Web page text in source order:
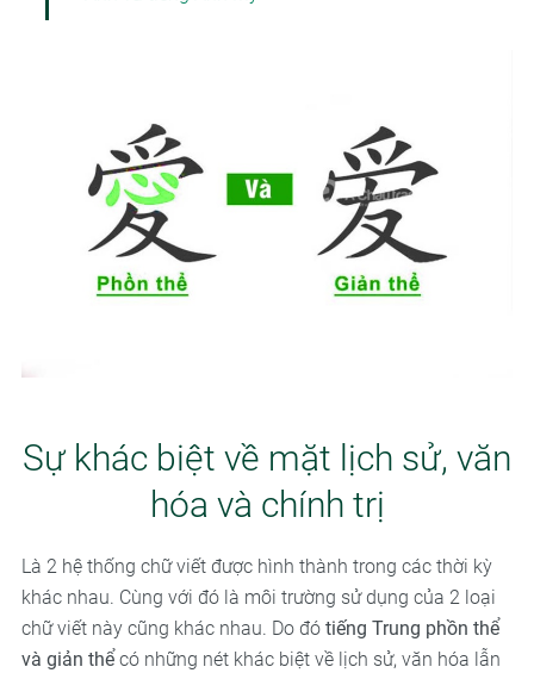
Sự khác biệt về mặt lịch sử, văn
hóa và chính trị
Là 2 hệ thống chữ viết được hình thành trong các thời kỳ
khác nhau. Cùng với đó là môi trường sử dụng của 2 loại
chữ viết này cũng khác nhau. Do đó tiếng Trung phồn thể
và giản thểcó những nét khác biệt về lịch sử, văn hóa lẫn